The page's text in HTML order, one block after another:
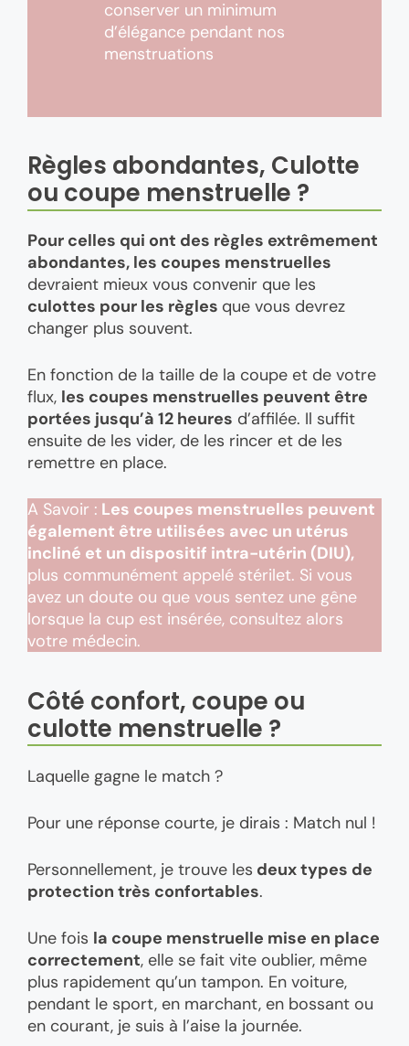
conserver un minimum
d’élégance pendant nos
menstruations
Règles abondantes, Culotte
ou coupe menstruelle ?
Pour celles qui ont des règles extrêmement
abondantes, les coupes menstruelles
devraient mieux vous convenir que les
culottes pour les règles que vous devrez
changer plus souvent.
En fonction de la taille de la coupe et de votre
flux, les coupes menstruelles peuvent être
portées jusqu’à 12 heures d’affilée. Il suffit
ensuite de les vider, de les rincer et de les
remettre en place.
A Savoir : Les coupes menstruelles peuvent
également être utilisées avec un utérus
incliné et un dispositif intra-utérin (DIU),
plus communément appelé stérilet. Si vous
avez un doute ou que vous sentez une gêne
lorsque la cup est insérée, consultez alors
votre médecin.
Côté confort, coupe ou
culotte menstruelle ?
Laquelle gagne le match ?
Pour une réponse courte, je dirais : Match nul !
Personnellement, je trouve les deux types de
protection très confortables.
Une fois la coupe menstruelle mise en place
correctement, elle se fait vite oublier, même
plus rapidement qu’un tampon. En voiture,
pendant le sport, en marchant, en bossant ou
en courant, je suis à l’aise la journée.